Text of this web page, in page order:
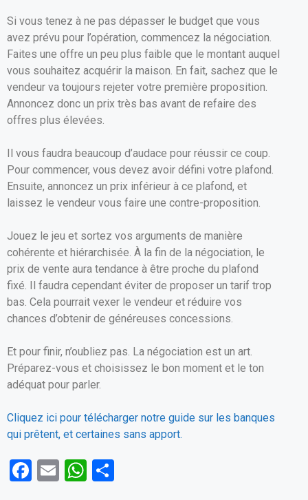
Si vous tenez à ne pas dépasser le budget que vous
avez prévu pour l’opération, commencez la négociation.
Faites une offre un peu plus faible que le montant auquel
vous souhaitez acquérir la maison. En fait, sachez que le
vendeur va toujours rejeter votre première proposition.
Annoncez donc un prix très bas avant de refaire des
offres plus élevées.
Il vous faudra beaucoup d’audace pour réussir ce coup.
Pour commencer, vous devez avoir défini votre plafond.
Ensuite, annoncez un prix inférieur à ce plafond, et
laissez le vendeur vous faire une contre-proposition.
Jouez le jeu et sortez vos arguments de manière
cohérente et hiérarchisée. À la fin de la négociation, le
prix de vente aura tendance à être proche du plafond
fixé. Il faudra cependant éviter de proposer un tarif trop
bas. Cela pourrait vexer le vendeur et réduire vos
chances d’obtenir de généreuses concessions.
Et pour finir, n’oubliez pas. La négociation est un art.
Préparez-vous et choisissez le bon moment et le ton
adéquat pour parler.
Cliquez ici pour télécharger notre guide sur les banques
qui prêtent, et certaines sans apport.
F
E
W